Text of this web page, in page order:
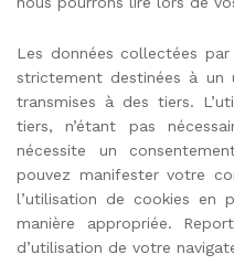
Les données collectées
strictement destinées à un
transmises à des tiers.
tiers, n’étant pas
nécessite un
pouvez manifester votre
l’utilisation de cookies en
manière appropriée.
d’utilisation de votre